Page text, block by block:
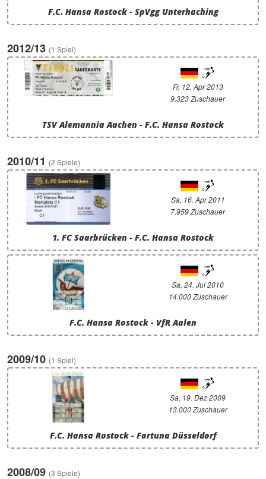
F.C. Hansa Rostock - SpVgg Unterhaching
2012/13 (1 Spiel)
Fr, 12. Apr 2013
9.323 Zuschauer
TSV Alemannia Aachen - F.C. Hansa Rostock
2010/11 (2 Spiele)
Sa, 16. Apr 2011
7.959 Zuschauer
1. FC Saarbrücken - F.C. Hansa Rostock
Sa, 24. Jul 2010
14.000 Zuschauer
F.C. Hansa Rostock - VfR Aalen
2009/10 (1 Spiel)
Sa, 19. Dez 2009
13.000 Zuschauer
F.C. Hansa Rostock - Fortuna Düsseldorf
2008/09 (3 Spiele)